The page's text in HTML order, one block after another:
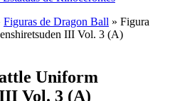
Figuras de Dragon Ball » Figura
III Vol. 3 (A)
Uniform
Vol. 3 (A)